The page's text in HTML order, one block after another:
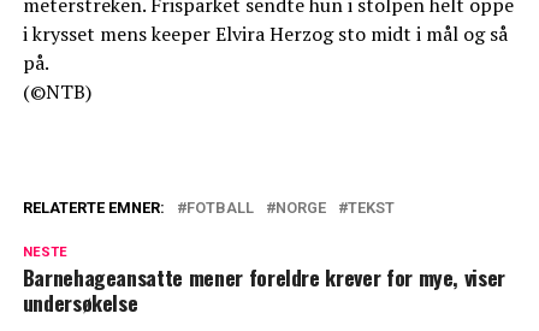
meterstreken. Frisparket sendte hun i stolpen helt oppe
i krysset mens keeper Elvira Herzog sto midt i mål og så
på.
(©NTB)
RELATERTE EMNER: FOTBALL NORGE TEKST
NESTE
Barnehageansatte mener foreldre krever for mye, viser
undersøkelse